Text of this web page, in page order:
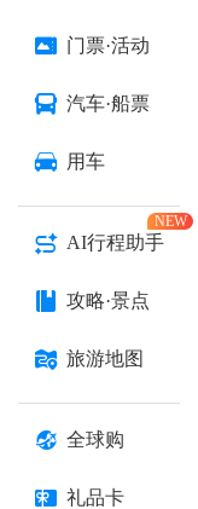
门票·活动
汽车·船票
用车
AI行程助手
NEW
攻略·景点
旅游地图
全球购
礼品卡